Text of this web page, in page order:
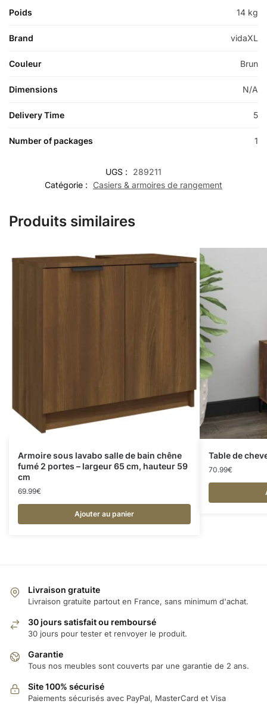
Poids 14 kg
Brand vidaXL
Couleur Brun
Dimensions N/A
Delivery Time 5
Number of packages 1
UGS :
289211
Catégorie :
Casiers & armoires de rangement
Produits similaires
Armoire sous lavabo salle de bain chêne
fumé 2 portes – largeur 65 cm, hauteur 59
cm
69.99€
Ajouter au panier
Table de
70.99€
Livraison gratuite
Livraison gratuite partout en France, sans minimum d'achat.
30 jours satisfait ou remboursé
30 jours pour tester et renvoyer le produit.
Garantie
Tous nos meubles sont couverts par une garantie de 2 ans.
Site 100% sécurisé
Paiements sécurisés avec PayPal, MasterCard et Visa